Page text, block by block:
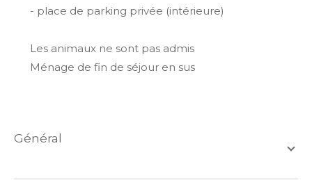
- place de parking privée (intérieure)
Les animaux ne sont pas admis
Ménage de fin de séjour en sus
général